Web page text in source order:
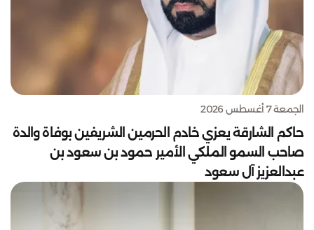
الجمعة 7 أغسطس 2026
حاكم الشارقة يعزي خادم الحرمين الشريفين بوفاة والدة
صاحب السمو الملكي الأمير حمود بن سعود بن
عبدالعزيز آل سعود